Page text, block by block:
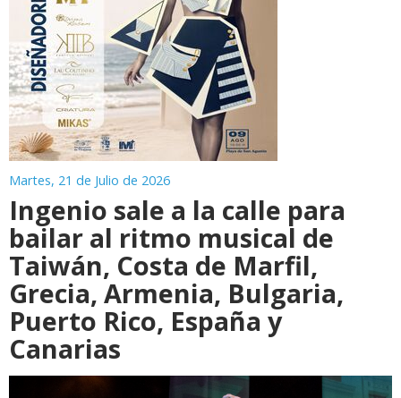
Martes, 21 de Julio de 2026
Ingenio sale a la calle para
bailar al ritmo musical de
Taiwán, Costa de Marfil,
Grecia, Armenia, Bulgaria,
Puerto Rico, España y
Canarias